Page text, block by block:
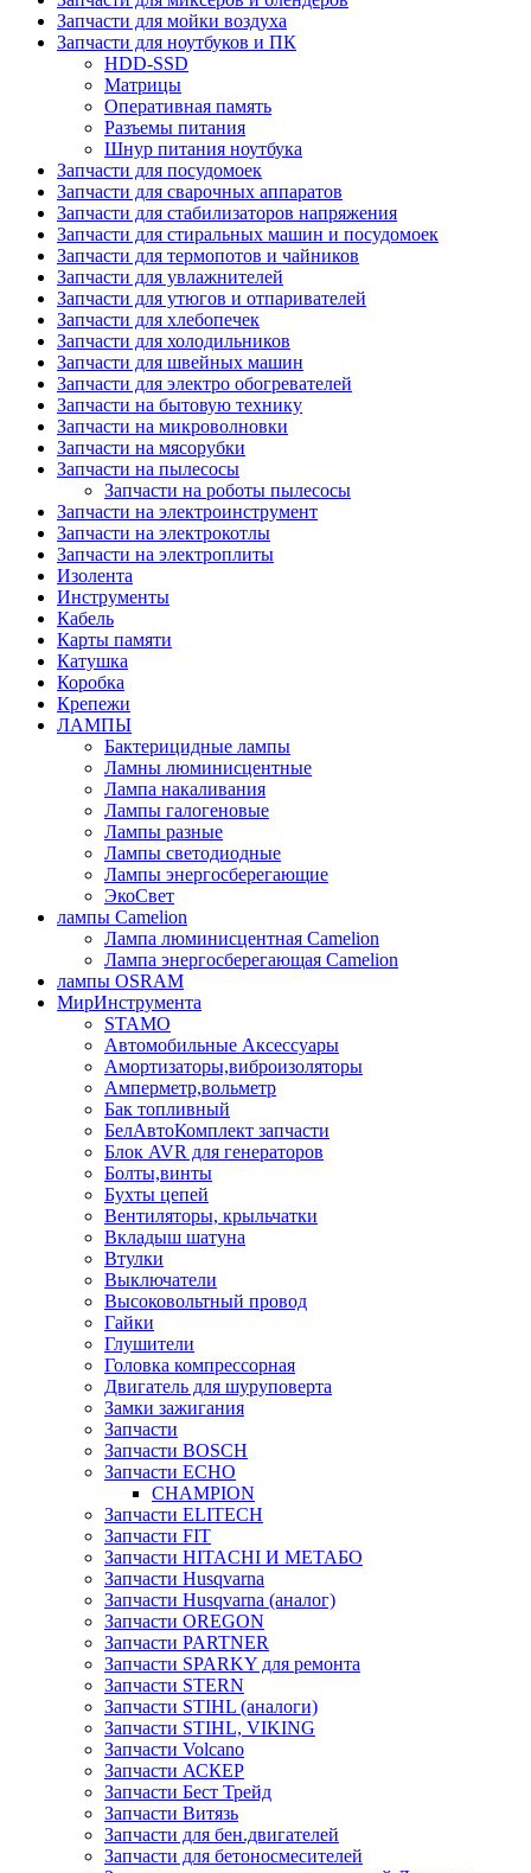
Запчасти для мойки воздуха
Запчасти для ноутбуков и ПК
HDD-SSD
Матрицы
Оперативная память
Разъемы питания
Шнур питания ноутбука
Запчасти для посудомоек
Запчасти для сварочных аппаратов
Запчасти для стабилизаторов напряжения
Запчасти для стиральных машин и посудомоек
Запчасти для термопотов и чайников
Запчасти для увлажнителей
Запчасти для утюгов и отпаривателей
Запчасти для хлебопечек
Запчасти для холодильников
Запчасти для швейных машин
Запчасти для электро обогревателей
Запчасти на бытовую технику
Запчасти на микроволновки
Запчасти на мясорубки
Запчасти на пылесосы
Запчасти на роботы пылесосы
Запчасти на электроинструмент
Запчасти на электрокотлы
Запчасти на электроплиты
Изолента
Инструменты
Кабель
Карты памяти
Катушка
Коробка
Крепежи
ЛАМПЫ
Бактерицидные лампы
Ламны люминисцентные
Лампа накаливания
Лампы галогеновые
Лампы разные
Лампы светодиодные
Лампы энергосберегающие
ЭкоСвет
лампы Camelion
Лампа люминисцентная Сamelion
Лампа энергосберегающая Сamelion
лампы OSRAM
МирИнструмента
STAMO
Автомобильные Аксессуары
Амортизаторы,виброизоляторы
Амперметр,вольметр
Бак топливный
БелАвтоКомплект запчасти
Блок AVR для генераторов
Болты,винты
Бухты цепей
Вентиляторы, крыльчатки
Вкладыш шатуна
Втулки
Выключатели
Высоковольтный провод
Гайки
Глушители
Головка компрессорная
Двигатель для шуруповерта
Замки зажигания
Запчасти
Запчасти BOSCH
Запчасти ECHO
CHAMPION
Запчасти ELITECH
Запчасти FIT
Запчасти HITACHI И МЕТАБО
Запчасти Husqvarna
Запчасти Husqvarna (аналог)
Запчасти OREGON
Запчасти PARTNER
Запчасти SPARKY для ремонта
Запчасти STERN
Запчасти STIHL (аналоги)
Запчасти STIHL, VIKING
Запчасти Volcano
Запчасти АСКЕР
Запчасти Бест Трейд
Запчасти Витязь
Запчасти для бен.двигателей
Запчасти для бетоносмесителей